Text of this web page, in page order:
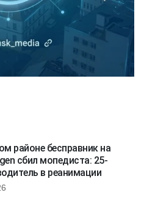
районе бесправник на
сбил мопедиста: 25-
в реанимации